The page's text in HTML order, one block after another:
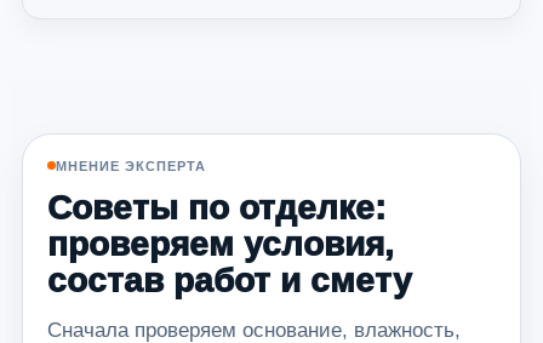
МНЕНИЕ ЭКСПЕРТА
Советы по отделке:
проверяем условия,
состав работ и смету
Сначала проверяем основание, влажность,